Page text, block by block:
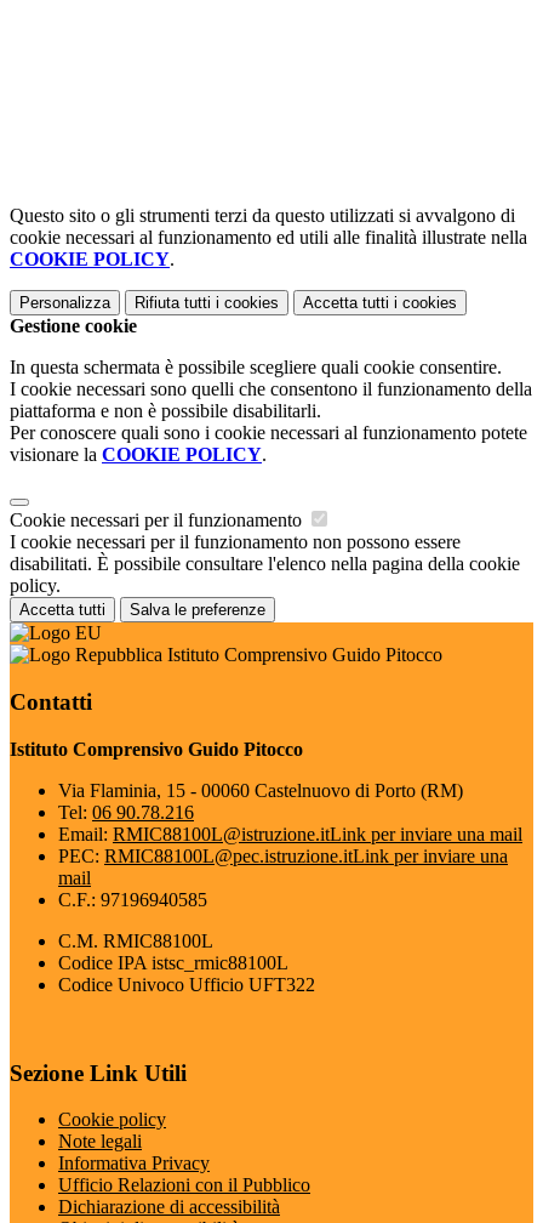
Questo sito o gli strumenti terzi da questo utilizzati si avvalgono di
cookie necessari al funzionamento ed utili alle finalità illustrate nella
COOKIE POLICY.
Personalizza Rifiuta tutti i cookies Accetta tutti i cookies
Gestione cookie
In questa schermata è possibile scegliere quali cookie consentire.
I cookie necessari sono quelli che consentono il funzionamento della
piattaforma e non è possibile disabilitarli.
Per conoscere quali sono i cookie necessari al funzionamento potete
visionare la COOKIE POLICY.
Cookie necessari per il funzionamento
I cookie necessari per il funzionamento non possono essere
disabilitati. È possibile consultare l'elenco nella pagina della cookie
policy.
Accetta tutti Salva le preferenze
Istituto Comprensivo Guido Pitocco
Contatti
Istituto Comprensivo Guido Pitocco
Via Flaminia, 15 - 00060 Castelnuovo di Porto (RM)
Tel: 06 90.78.216
Email: RMIC88100L@istruzione.itLink per inviare una mail
PEC: RMIC88100L@pec.istruzione.itLink per inviare una
mail
C.F.: 97196940585
C.M. RMIC88100L
Codice IPA istsc_rmic88100L
Codice Univoco Ufficio UFT322
Sezione Link Utili
Cookie policy
Note legali
Informativa Privacy
Ufficio Relazioni con il Pubblico
Dichiarazione di accessibilità